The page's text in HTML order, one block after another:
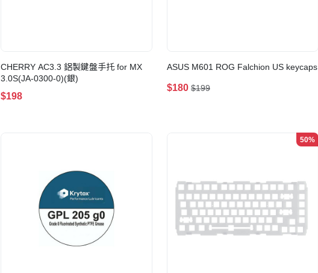
CHERRY AC3.3 鋁製鍵盤手托 for MX
3.0S(JA-0300-0)(銀)
$198
ASUS M601 ROG Falchion US keycaps
$180 $199
50%